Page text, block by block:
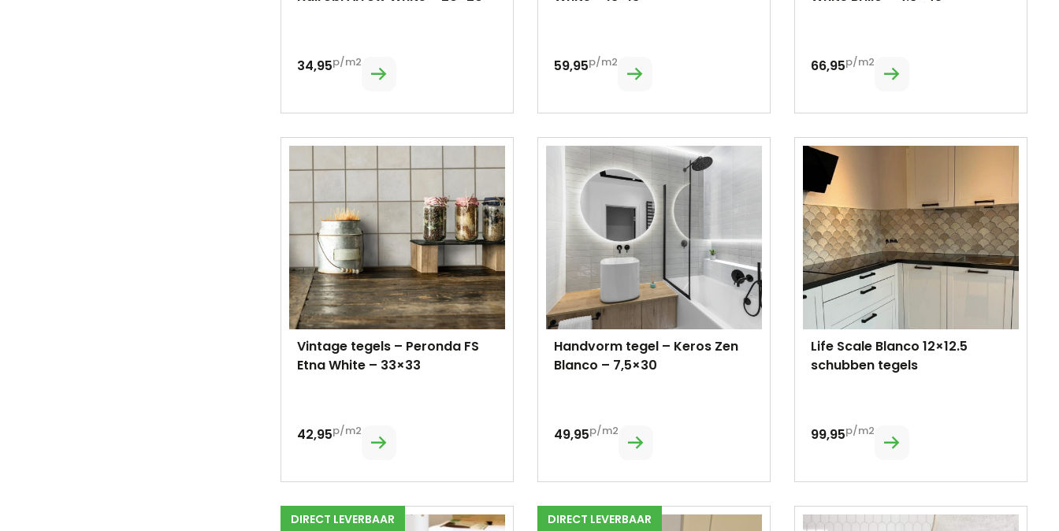
34,95p/m2 59,95p/m2 66,95p/m2
Vintage tegels – Peronda FS
Etna White – 33×33
42,95p/m2
Handvorm tegel – Keros Zen
Blanco – 7,5×30
49,95p/m2
Life Scale Blanco 12×12.5
schubben tegels
99,95p/m2
DIRECT LEVERBAAR DIRECT LEVERBAAR